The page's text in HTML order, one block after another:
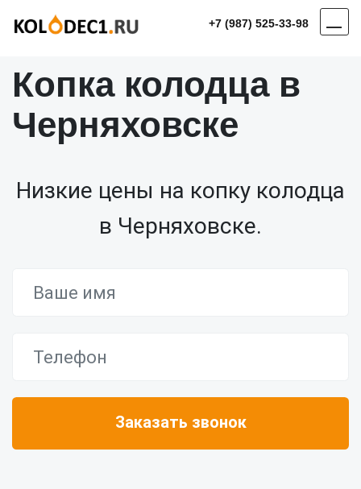
+7 (987) 525-33-98
Копка колодца в
Черняховске
Низкие цены на копку колодца
в Черняховске.